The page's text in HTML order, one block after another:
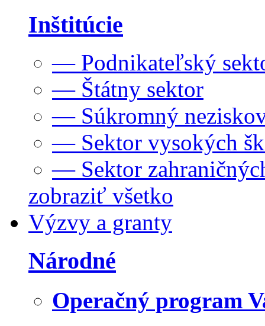
Inštitúcie
— Podnikateľský
— Štátny sektor
— Súkromný
— Sektor vysokých
— Sektor
zobraziť všetko
Výzvy a granty
Národné
Operačný program